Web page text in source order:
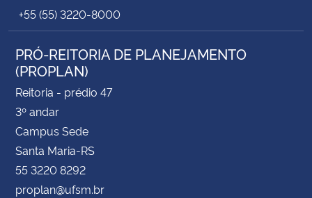
+55 (55) 3220-8000
PRÓ-REITORIA DE PLANEJAMENTO
(PROPLAN)
Reitoria - prédio 47
3º andar
Campus Sede
Santa Maria-RS
55 3220 8292
proplan@ufsm.br